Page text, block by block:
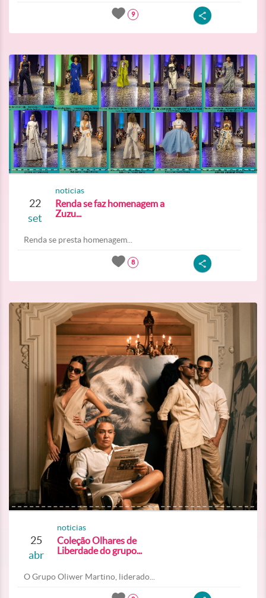
9
22
set
noticias
Renda se faz homenagem a
Zuzu...
Renda se presta homenagem...
8
25
abr
noticias
Coleção Olhares de
Liberdade do grupo...
O Grupo Oliwer Martino, liderado...